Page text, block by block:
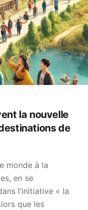
la nouvelle
de
monde à la
en se
l’initiative « la
que les